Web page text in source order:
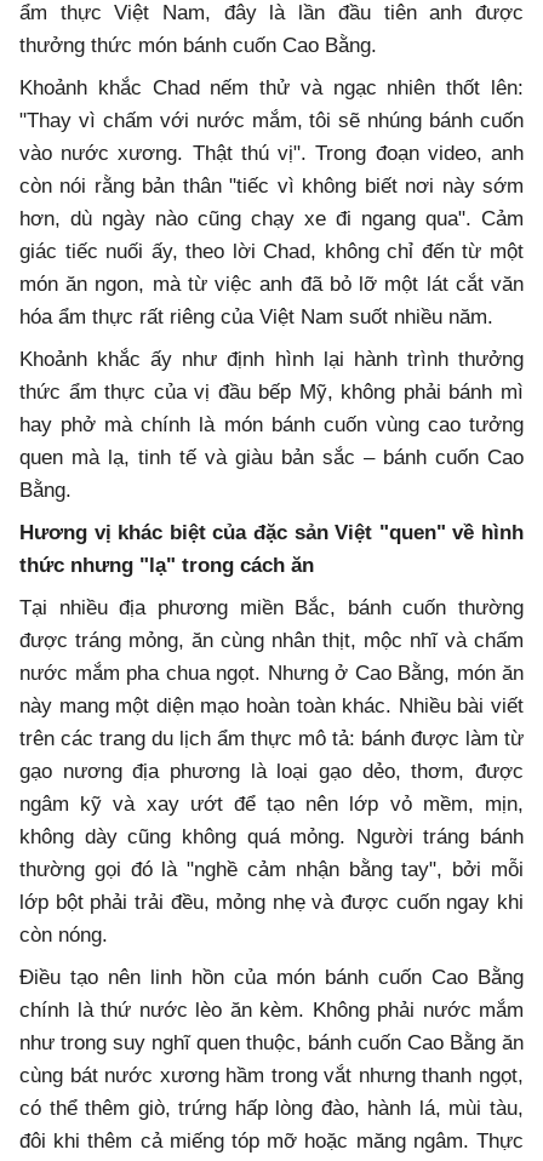
ẩm thực Việt Nam, đây là lần đầu tiên anh được
thưởng thức món bánh cuốn Cao Bằng.
Khoảnh khắc Chad nếm thử và ngạc nhiên thốt lên:
"Thay vì chấm với nước mắm, tôi sẽ nhúng bánh cuốn
vào nước xương. Thật thú vị". Trong đoạn video, anh
còn nói rằng bản thân "tiếc vì không biết nơi này sớm
hơn, dù ngày nào cũng chạy xe đi ngang qua". Cảm
giác tiếc nuối ấy, theo lời Chad, không chỉ đến từ một
món ăn ngon, mà từ việc anh đã bỏ lỡ một lát cắt văn
hóa ẩm thực rất riêng của Việt Nam suốt nhiều năm.
Khoảnh khắc ấy như định hình lại hành trình thưởng
thức ẩm thực của vị đầu bếp Mỹ, không phải bánh mì
hay phở mà chính là món bánh cuốn vùng cao tưởng
quen mà lạ, tinh tế và giàu bản sắc – bánh cuốn Cao
Bằng.
Hương vị khác biệt của đặc sản Việt "quen" về hình
thức nhưng "lạ" trong cách ăn
Tại nhiều địa phương miền Bắc, bánh cuốn thường
được tráng mỏng, ăn cùng nhân thịt, mộc nhĩ và chấm
nước mắm pha chua ngọt. Nhưng ở Cao Bằng, món ăn
này mang một diện mạo hoàn toàn khác. Nhiều bài viết
trên các trang du lịch ẩm thực mô tả: bánh được làm từ
gạo nương địa phương là loại gạo dẻo, thơm, được
ngâm kỹ và xay ướt để tạo nên lớp vỏ mềm, mịn,
không dày cũng không quá mỏng. Người tráng bánh
thường gọi đó là "nghề cảm nhận bằng tay", bởi mỗi
lớp bột phải trải đều, mỏng nhẹ và được cuốn ngay khi
còn nóng.
Điều tạo nên linh hồn của món bánh cuốn Cao Bằng
chính là thứ nước lèo ăn kèm. Không phải nước mắm
như trong suy nghĩ quen thuộc, bánh cuốn Cao Bằng ăn
cùng bát nước xương hầm trong vắt nhưng thanh ngọt,
có thể thêm giò, trứng hấp lòng đào, hành lá, mùi tàu,
đôi khi thêm cả miếng tóp mỡ hoặc măng ngâm. Thực